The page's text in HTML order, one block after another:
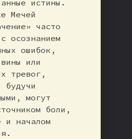
истины.
Мечей
часто
осознанием
ошибок,
или
тревог,
будучи
могут
боли,
и началом